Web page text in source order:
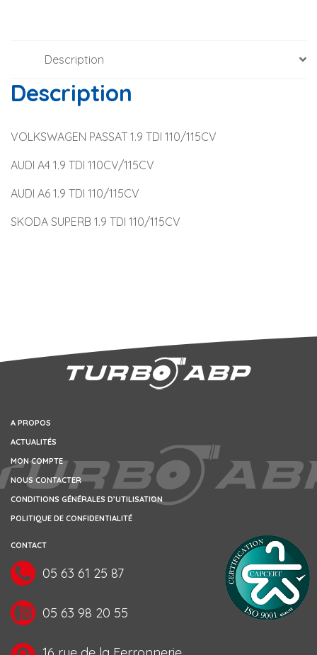
Description
Description
VOLKSWAGEN PASSAT 1.9 TDI 110/115CV
AUDI A4 1.9 TDI 110CV/115CV
AUDI A6 1.9 TDI 110/115CV
SKODA SUPERB 1.9 TDI 110/115CV
A PROPOS
ACTUALITÉS
MON COMPTE
NOUS CONTACTER
CONDITIONS GÉNÉRALES D’UTILISATION
POLITIQUE DE CONFIDENTIALITÉ
CONTACT
05 63 61 25 87
05 63 98 20 55